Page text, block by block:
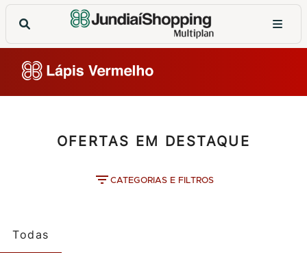
OFERTAS EM DESTAQUE
CATEGORIAS E FILTROS
Todas